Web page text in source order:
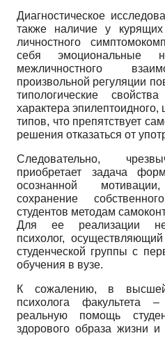
Диагностическое
также наличие у курящих
личностного
себя эмоциональные
межличностного
произвольной регуляции
типологические
характера
типов, что препятствует
решения отказаться от
Следовательно,
приобретает задача
осознанной
сохранение
студентов методам
Для ее реализации
психолог,
студенческой группы с
обучения в вузе.
К сожалению, в
психолога факультета
реальную помощь
здорового образа жизни